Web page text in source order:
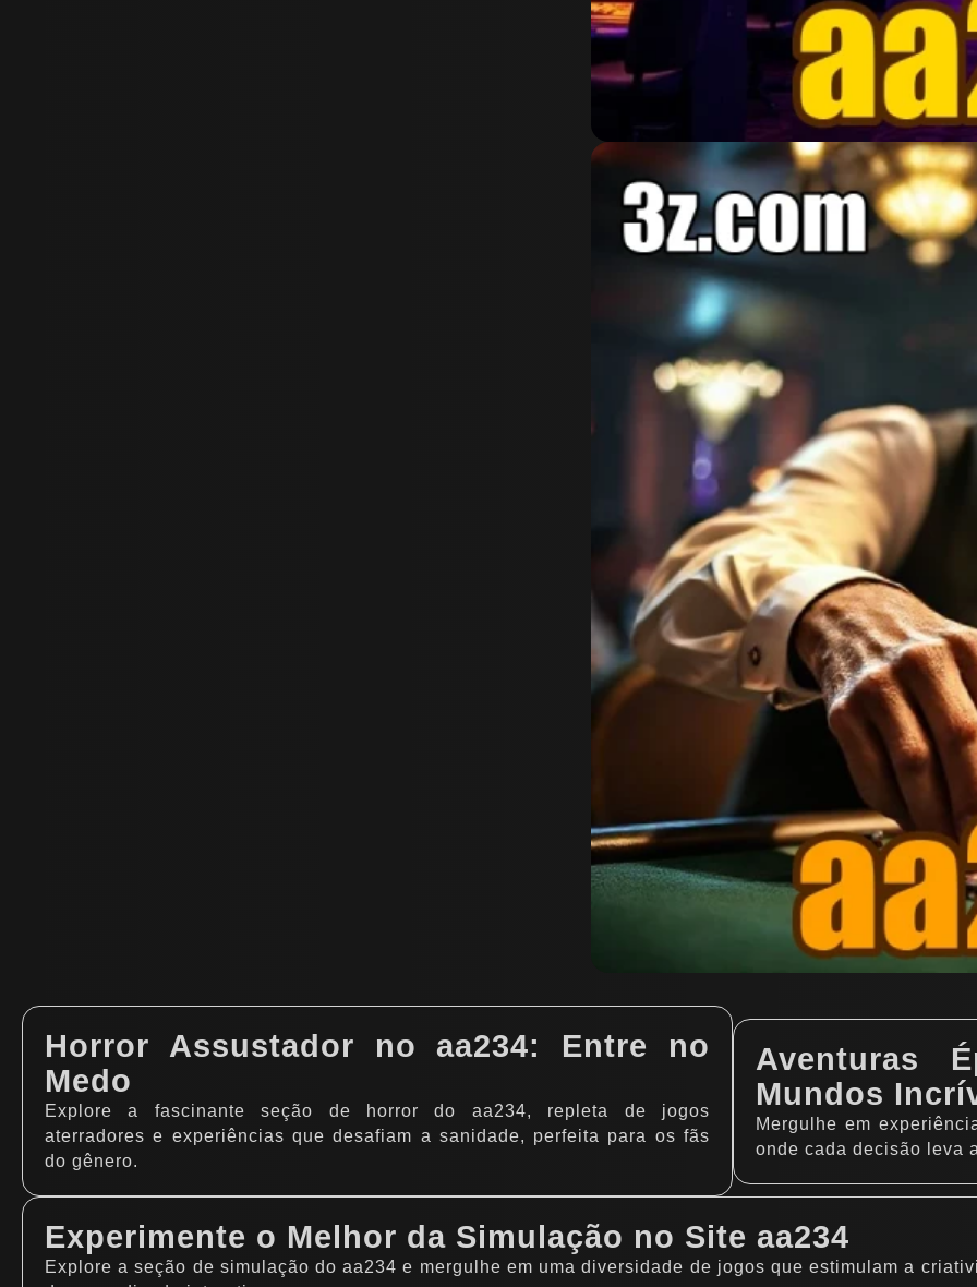
Horror Assustador no aa234: Entre no
Medo
Explore a fascinante seção de horror do aa234, repleta de jogos
aterradores e experiências que desafiam a sanidade, perfeita para os fãs
do gênero.
Aventuras
Mundos
Mergulhe em
onde cada decisão leva
Experimente o Melhor da Simulação no Site aa234
Explore a seção de simulação do aa234 e mergulhe em uma diversidade de jogos que estimulam a